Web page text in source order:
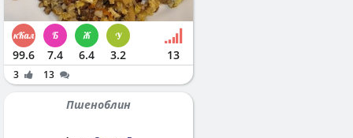
99.6 7.4 6.4 3.2 13
3 13
Пшеноблин